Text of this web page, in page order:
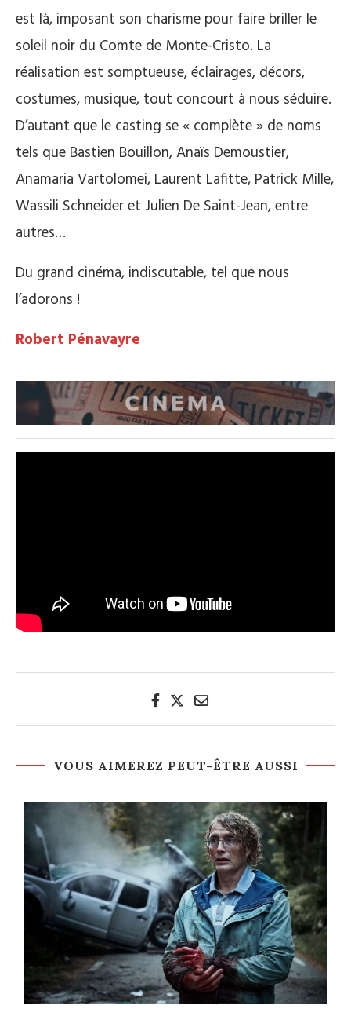
est là, imposant son charisme pour faire briller le
soleil noir du Comte de Monte-Cristo. La
réalisation est somptueuse, éclairages, décors,
costumes, musique, tout concourt à nous séduire.
D’autant que le casting se « complète » de noms
tels que Bastien Bouillon, Anaïs Demoustier,
Anamaria Vartolomei, Laurent Lafitte, Patrick Mille,
Wassili Schneider et Julien De Saint-Jean, entre
autres…
Du grand cinéma, indiscutable, tel que nous
l’adorons !
Robert Pénavayre
VOUS AIMEREZ PEUT-ÊTRE AUSSI